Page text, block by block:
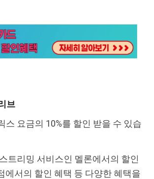
브
스 요금의 10%를 할인 받을 수 있습
트리밍 서비스인 멜론에서의 할인
에서의 할인 혜택 등 다양한 혜택을